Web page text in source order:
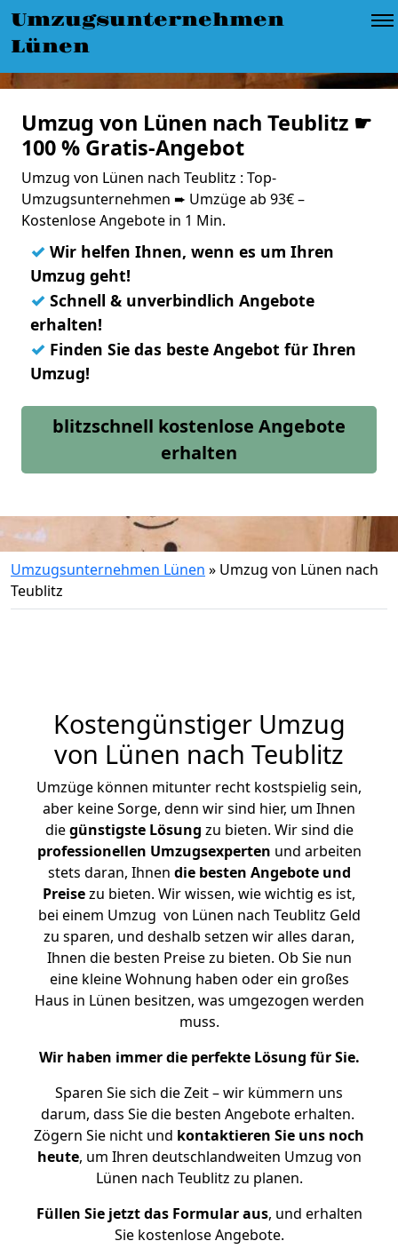
Umzugsunternehmen
Lünen
Umzug von Lünen nach Teublitz ☛
100 % Gratis-Angebot
Umzug von Lünen nach Teublitz : Top-
Umzugsunternehmen ➨ Umzüge ab 93€ –
Kostenlose Angebote in 1 Min.
✓ Wir helfen Ihnen, wenn es um Ihren
Umzug geht!
✓ Schnell & unverbindlich Angebote
erhalten!
✓ Finden Sie das beste Angebot für Ihren
Umzug!
blitzschnell kostenlose Angebote
erhalten
Umzugsunternehmen Lünen » Umzug von Lünen nach
Teublitz
Kostengünstiger Umzug
von Lünen nach Teublitz
Umzüge können mitunter recht kostspielig sein,
aber keine Sorge, denn wir sind hier, um Ihnen
diegünstigste Lösung zu bieten. Wir sind die
professionellen Umzugsexperten und arbeiten
stets daran, Ihnen die besten Angebote und
Preisezu bieten. Wir wissen, wie wichtig es ist,
bei einem Umzug von Lünen nach Teublitz Geld
zu sparen, und deshalb setzen wir alles daran,
Ihnen die besten Preise zu bieten. Ob Sie nun
eine kleine Wohnung haben oder ein großes
Haus in Lünen besitzen, was umgezogen werden
muss.
Wir haben immer die perfekte Lösung für Sie.
Sparen Sie sich die Zeit – wir kümmern uns
darum, dass Sie die besten Angebote erhalten.
Zögern Sie nicht und kontaktieren Sie uns noch
heute, um Ihren deutschlandweiten Umzug von
Lünen nach Teublitz zu planen.
Füllen Sie jetzt das Formular aus, und erhalten
Sie kostenlose Angebote.